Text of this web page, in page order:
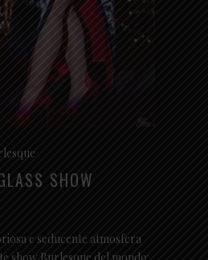
SHOW
e seducente atmosfera